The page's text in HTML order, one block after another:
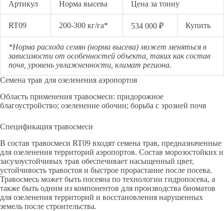
Артикул Норма высева Цена за тонну
RT09 200-300 кг/га* 534 000 ₽ Купить
*Норма расхода семян (норма высева) может меняться в
зависимости от особенностей объекта, таких как состав
почв, уровень увлажненности, климат региона.
Семена трав для озеленения аэропортов
Область применения травосмеси: придорожное
благоустройство; озеленение обочин; борьба с эрозией почв
Спецификация травосмеси
В состав травосмеси RT09 входят семена трав, предназначенные
для озеленения территорий аэропортов. Состав морозостойких и
засухоустойчивых трав обеспечивает насыщенный цвет,
устойчивость травостоя и быстрое прорастание после посева.
Травосмесь может быть посеяна по технологии гидропосева, а
также быть одним из компонентов для производства биоматов
для озеленения территорий и восстановления нарушенных
земель после строительства.